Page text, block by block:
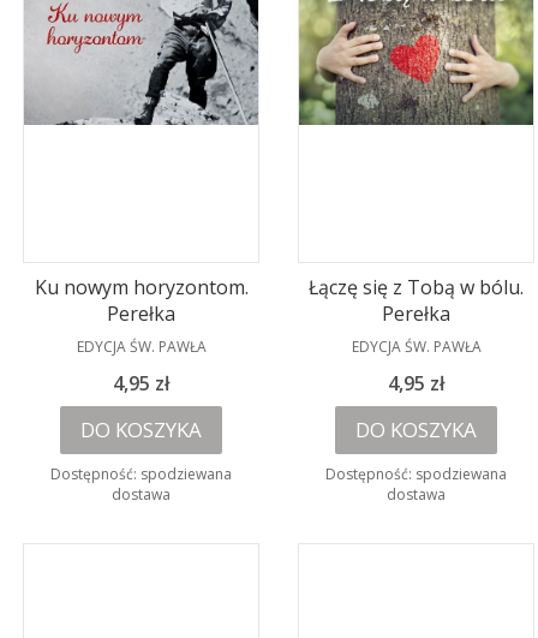
Ku nowym horyzontom.
Perełka
PRODUCENT
EDYCJA ŚW. PAWŁA
Cena
4,95 zł
DO KOSZYKA
Dostępność: spodziewana
dostawa
Łączę się z Tobą w bólu.
Perełka
PRODUCENT
EDYCJA ŚW. PAWŁA
Cena
4,95 zł
DO KOSZYKA
Dostępność: spodziewana
dostawa